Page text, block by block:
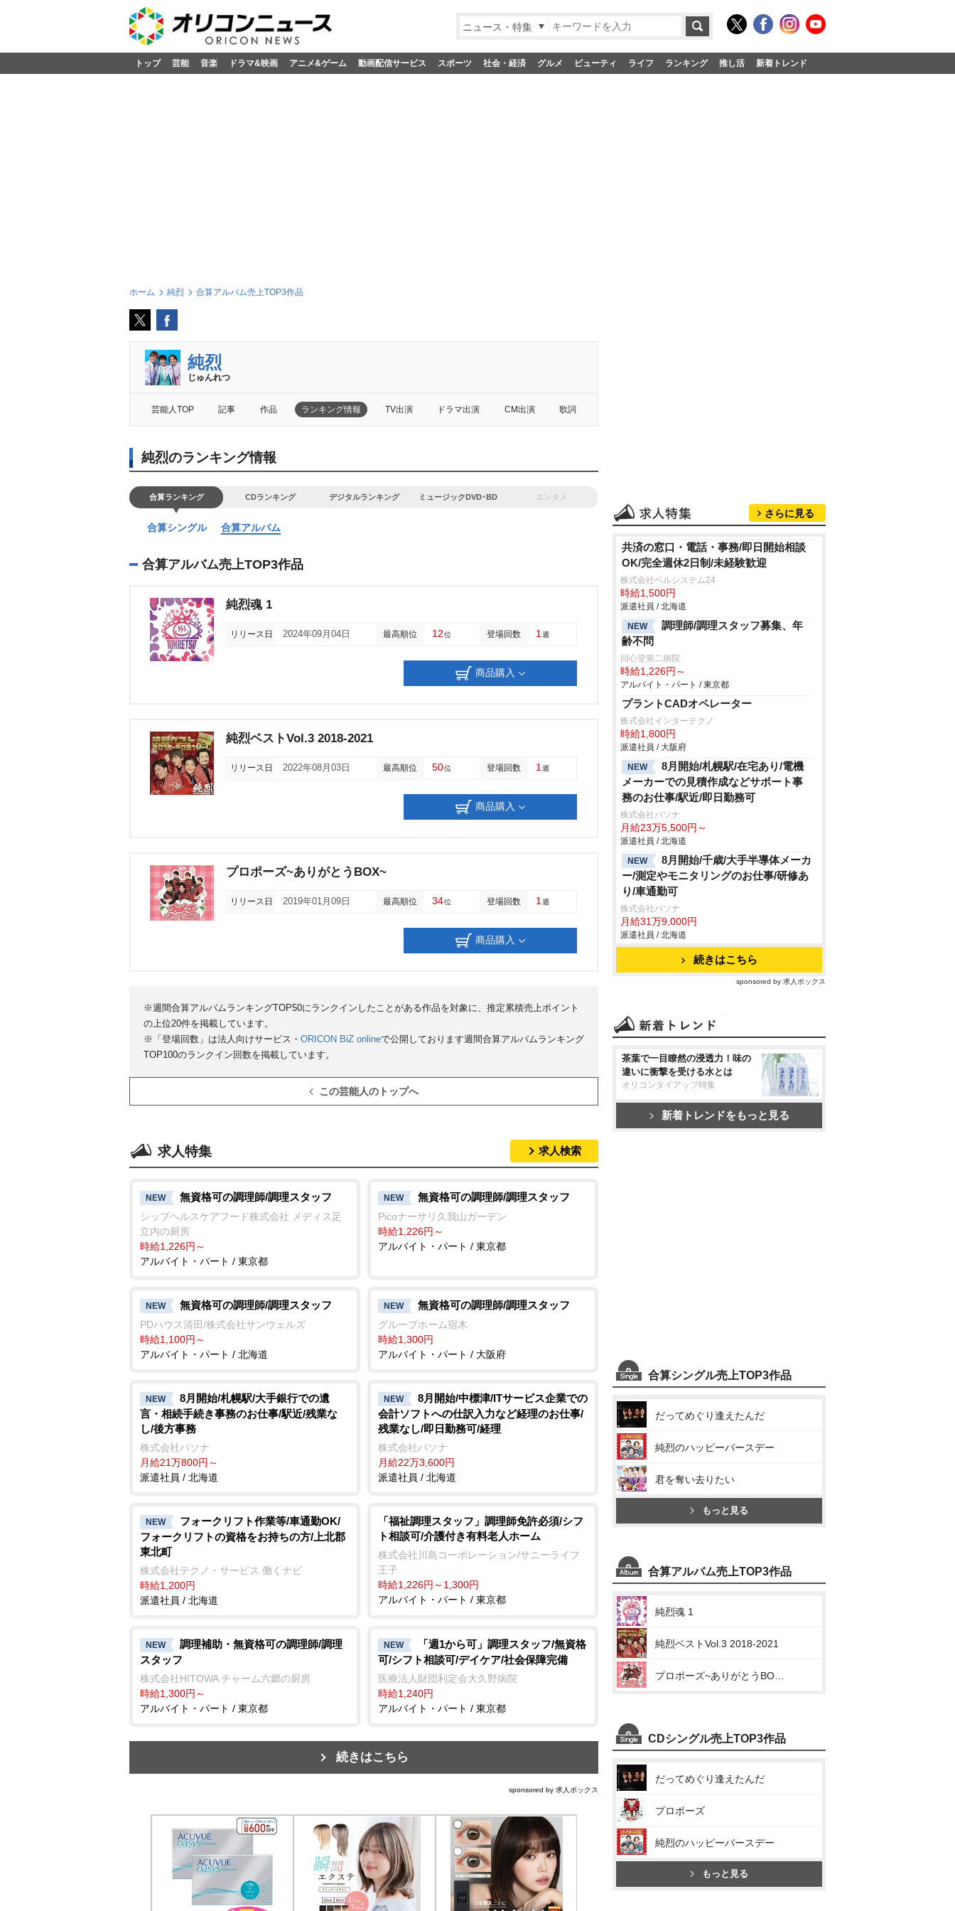
ニュース・特集
トップ 芸能 音楽 ドラマ&映画 アニメ&ゲーム 動画配信サービス スポーツ 社会・経済 グルメ ビューティ ライフ ランキング 推し活 新着トレンド
ホーム 純烈 合算アルバム売上TOP3作品
純烈
じゅんれつ
芸能人TOP 記事 作品 ランキング情報 TV出演 ドラマ出演 CM出演 歌詞
純烈のランキング情報
合算ランキング CDランキング デジタルランキング ミュージックDVD･BD エンタメ
合算シングル 合算アルバム
合算アルバム売上TOP3作品
純烈魂 1
リリース日 2024年09月04日 最高順位 12位 登場回数 1 週
商品購入
純烈ベストVol.3 2018-2021
リリース日 2022年08月03日 最高順位 50位 登場回数 1 週
商品購入
プロポーズ~ありがとうBOX~
リリース日 2019年01月09日 最高順位 34位 登場回数 1 週
商品購入
※週間合算アルバムランキングTOP50にランクインしたことがある作品を対象に、推定累積売上ポイント
の上位20件を掲載しています。
※「登場回数」は法人向けサービス・ ORICON BiZ onlineで公開しております週間合算アルバムランキング
TOP100のランクイン回数を掲載しています。
この芸能人のトップへ
求人特集 求人検索
NEW 無資格可の調理師/調理スタッフ
シップヘルスケアフード株式会社 メディス足
立内の厨房
時給1,226円～
アルバイト・パート / 東京都
NEW 無資格可の調理師/調理スタッフ
Picoナーサリ久我山ガーデン
時給1,226円～
アルバイト・パート / 東京都
NEW 無資格可の調理師/調理スタッフ
PDハウス清田/株式会社サンウェルズ
時給1,100円～
アルバイト・パート / 北海道
NEW 無資格可の調理師/調理スタッフ
グループホーム宿木
時給1,300円
アルバイト・パート / 大阪府
NEW
8月開始/札幌駅/大手銀行での
言・相続手続き事務のお仕事/駅近/残業な
し/後方事務
株式会社パソナ
月給21万800円～
派遣社員 / 北海道
NEW
8月開始/中標津/ITサービス企業での
会計ソフトへの仕訳入力など経理のお仕事/
残業なし/即日勤務可/経理
株式会社パソナ
月給22万3,600円
派遣社員 / 北海道
NEW
フォークリフト作業等/車通勤OK/
フォークリフトの資格をお持ちの方/上北郡
東北町
株式会社テクノ・サービス 働くナビ
時給1,200円
派遣社員 / 北海道
「福祉調理スタッフ」調理師免許必須/シフ
ト相談可/介護付き有料老人ホーム
株式会社川島コーポレーション/サニーライフ
王子
時給1,226円～1,300円
アルバイト・パート / 東京都
NEW
調理補助・無資格可の調理師/調理
スタッフ
株式会社HITOWA チャーム六郷の厨房
時給1,300円～
アルバイト・パート / 東京都
NEW
「週1から可」調理スタッフ/無資格
可/シフト相談可/デイケア/社会保障完備
医療法人財団利定会大久野病院
時給1,240円
アルバイト・パート / 東京都
続きはこちら
sponsored by 求人ボックス
さらに見る
共済の窓口・電話・事務/即日開始相談
OK/完全週休2日制/未経験歓迎
株式会社ベルシステム24
時給1,500円
派遣社員 / 北海道
NEW
調理師/調理スタッフ募集、年
齢不問
回心堂第二病院
時給1,226円～
アルバイト・パート / 東京都
プラントCADオペレーター
株式会社インターテクノ
時給1,800円
派遣社員 / 大阪府
NEW
8月開始/札幌駅/在宅あり/電機
メーカーでの見積作成などサポート事
務のお仕事/駅近/即日勤務可
株式会社パソナ
月給23万5,500円～
派遣社員 / 北海道
NEW
8月開始/千歳/大手半導体メーカ
ー/測定やモニタリングのお仕事/研修あ
り/車通勤可
株式会社パソナ
月給31万9,000円
派遣社員 / 北海道
続きはこちら
sponsored by 求人ボックス
茶葉で一目瞭然の浸透力！味の
違いに衝撃を受ける水とは
オリコンタイアップ特集
新着トレンドをもっと見る
合算シングル売上TOP3作品
だってめぐり逢えたんだ
純烈のハッピーバースデー
君を奪い去りたい
もっと見る
合算アルバム売上TOP3作品
純烈魂 1
純烈ベストVol.3 2018-2021
CDシングル売上TOP3作品
だってめぐり逢えたんだ
プロポーズ
純烈のハッピーバースデー
もっと見る